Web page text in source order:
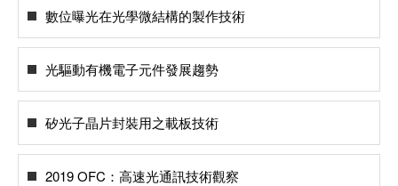
數位曝光在光學微結構的製作技術
光驅動有機電子元件發展趨勢
矽光子晶片封裝用之載板技術
2019 OFC：高速光通訊技術觀察